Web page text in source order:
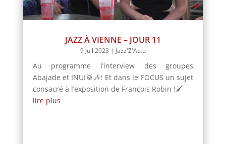
JAZZ À VIENNE – JOUR 11
9 Juil 2023 | Jazz'Z'Actu
Au programme l’interview des groupes
Abajade et INUI🥁🎶! Et dans le FOCUS un sujet
consacré à l’exposition de François Robin !🖌️
lire plus